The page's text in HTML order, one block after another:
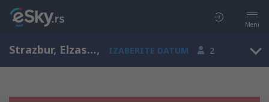
Meni
Strazbur, Elzas, Francuska, IZABERITE DATUM 2